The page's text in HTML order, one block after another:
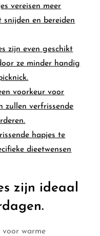
vereisen meer
en bereiden
zijn even geschikt
ze minder handig
voorkeur voor
zullen verfrissende
hapjes te
dieetwensen
zijn ideaal
voor warme